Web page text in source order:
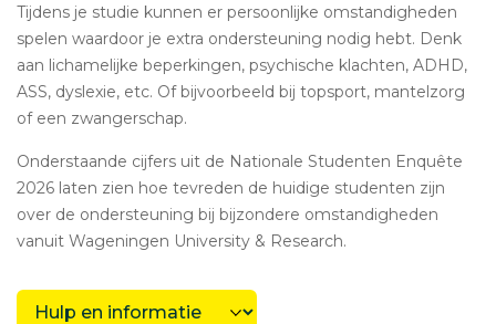
Tijdens je studie kunnen er persoonlijke omstandigheden
spelen waardoor je extra ondersteuning nodig hebt. Denk
aan lichamelijke beperkingen, psychische klachten, ADHD,
ASS, dyslexie, etc. Of bijvoorbeeld bij topsport, mantelzorg
of een zwangerschap.
Onderstaande cijfers uit de Nationale Studenten Enquête
2026 laten zien hoe tevreden de huidige studenten zijn
over de ondersteuning bij bijzondere omstandigheden
vanuit Wageningen University & Research.
Kies